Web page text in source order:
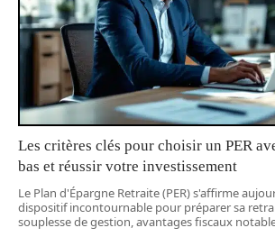
Les critères clés pour choisir un PER
bas et réussir votre investissement
Le Plan d'Épargne Retraite (PER) s'affirme
dispositif incontournable pour préparer sa
souplesse de gestion, avantages fiscaux